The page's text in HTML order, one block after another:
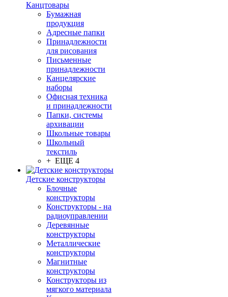
Канцтовары
Бумажная
продукция
Адресные папки
Принадлежности
для рисования
Письменные
принадлежности
Канцелярские
наборы
Офисная техника
и принадлежности
Папки, системы
архивации
Школьные товары
Школьный
текстиль
+ ЕЩЕ 4
Детские конструкторы
Блочные
конструкторы
Конструкторы - на
радиоуправлении
Деревянные
конструкторы
Металлические
конструкторы
Магнитные
конструкторы
Конструкторы из
мягкого материала